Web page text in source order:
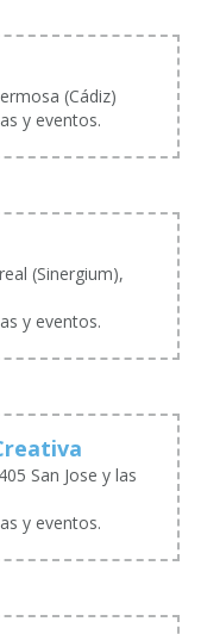
(Cádiz)
y eventos.
(Sinergium),
y eventos.
San Jose y las
y eventos.